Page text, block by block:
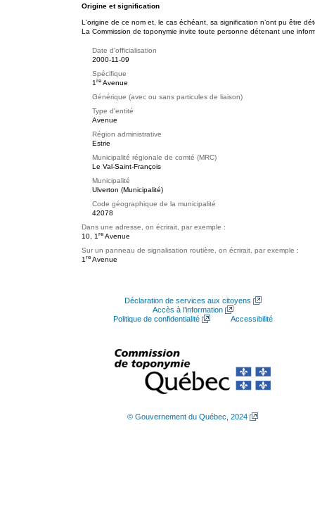
Origine et signification
L'origine de ce nom et, le cas échéant, sa signification n’ont pu être
La Commission de toponymie invite toute personne détenant une
Date d'officialisation
2000-11-09
Spécifique
1 re Avenue
Générique (avec ou sans particules de liaison)
Type d'entité
Avenue
Région administrative
Estrie
Municipalité régionale de comté (MRC)
Le Val-Saint-François
Municipalité
Ulverton (Municipalité)
Code géographique de la municipalité
42078
Dans une adresse, on écrirait, par exemple :
10, 1 re Avenue
Sur un panneau de signalisation routière, on écrirait, par exemple :
1 re Avenue
Déclaration de services aux citoyens
Accès à l’information
Politique de confidentialité
Accessibilité
© Gouvernement du Québec, 2024